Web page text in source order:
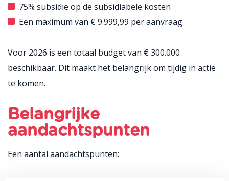
75% subsidie op de subsidiabele kosten
Een maximum van € 9.999,99 per aanvraag
Voor 2026 is een totaal budget van € 300.000
beschikbaar. Dit maakt het belangrijk om tijdig in actie
te komen.
Belangrijke
aandachtspunten
Een aantal aandachtspunten: